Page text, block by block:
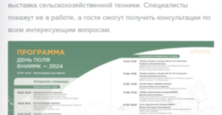
выставка сельскохозяйственной техники. Специалисты
покажут ее в работе, а гости смогут получить консультации по
всем интересующим вопросам.